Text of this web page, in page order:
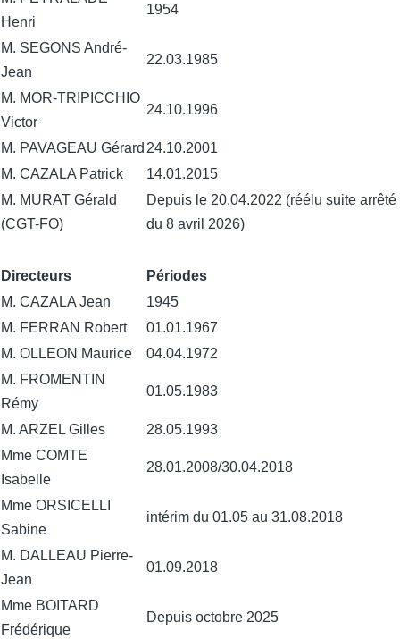
Henri
1954
M. SEGONS André-
Jean
22.03.1985
M. MOR-TRIPICCHIO
Victor
24.10.1996
M. PAVAGEAU Gérard 24.10.2001
M. CAZALA Patrick
14.01.2015
M. MURAT Gérald
(CGT-FO)
Depuis le 20.04.2022 (réélu suite arrêté
du 8 avril 2026)
Directeurs
Périodes
M. CAZALA Jean
1945
M. FERRAN Robert
01.01.1967
M. OLLEON Maurice
04.04.1972
M. FROMENTIN
Rémy
01.05.1983
M. ARZEL Gilles
28.05.1993
Mme COMTE
Isabelle
28.01.2008/30.04.2018
Mme ORSICELLI
Sabine
intérim du 01.05 au 31.08.2018
M. DALLEAU Pierre-
Jean
01.09.2018
Mme BOITARD
Frédérique
Depuis octobre 2025